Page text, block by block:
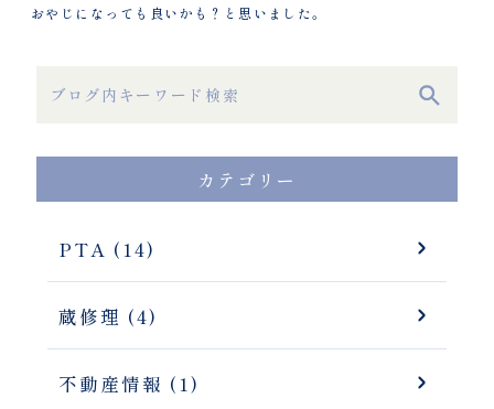
おやじになっても良いかも？と思いました。
カテゴリー
PTA (14)
蔵修理 (4)
不動産情報 (1)